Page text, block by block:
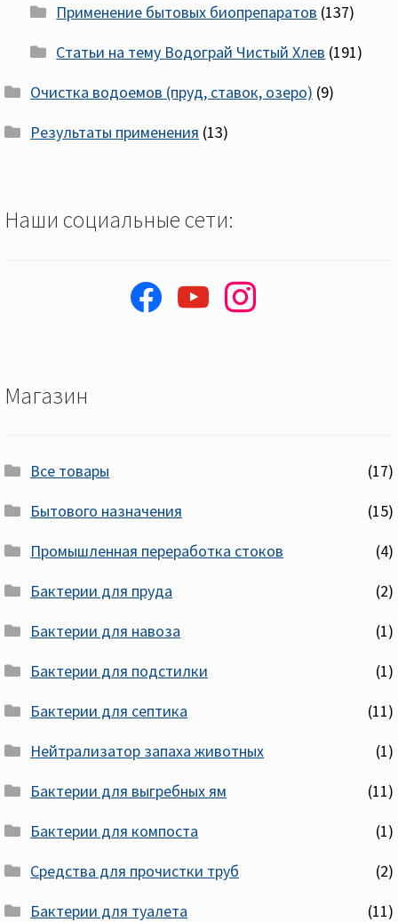
Применение бытовых биопрепаратов (137)
Статьи на тему Водограй Чистый Хлев (191)
Очистка водоемов (пруд, ставок, озеро) (9)
Результаты применения (13)
Наши социальные сети:
facebookyoutubeinstagram
Магазин
Все товары
(17)
Бытового назначения
(15)
Промышленная переработка стоков
(4)
Бактерии для пруда
(2)
Бактерии для навоза
(1)
Бактерии для подстилки
(1)
Бактерии для септика
(11)
Нейтрализатор запаха животных
(1)
Бактерии для выгребных ям
(11)
Бактерии для компоста
(1)
Средства для прочистки труб
(2)
Бактерии для туалета
(11)